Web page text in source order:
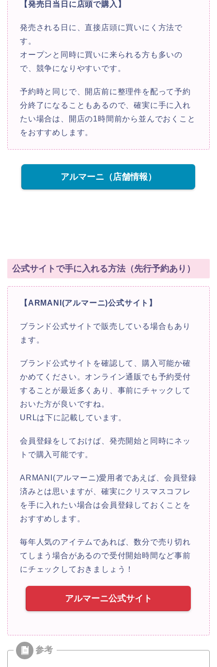
【発売日当日に店頭で購入】
発売される日に、直接店頭に買いにく方法で
す。
オープンと同時に買いに来られる方も多いの
で、競争になりやすいです。
予約時と同じで、開店前に整理件を配って予約
分終了になることもあるので、確実に手に入れ
たい場合は、開店の1時間前から並んでおくこと
をおすすめします。
アルマーニ（店舗情報）
公式サイトで手に入れる方法（先行予約あり）
【ARMANI(アルマーニ)公式サイト】
ブランド公式サイトで販売している場合もあり
ます。
ブランド公式サイトを確認して、購入可能か確
かめてください。オンライン通販でも予約受付
することが最近多くあり、事前にチャックして
おいた方が良いですね。
URLは下に記載しています。
会員登録をしておけば、発売開始と同時にネッ
トで購入可能です。
ARMANI(アルマーニ)愛用者であえば、会員登録
済みとは思いますが、確実にクリスマスコフレ
を手に入れたい場合は会員登録しておくことを
おすすめします。
毎年人気のアイテムであれば、数分で売り切れ
てしまう場合があるので受付開始時間など事前
にチェックしておきましょう！
アルマーニ公式サイト